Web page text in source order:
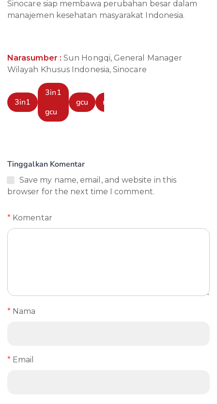
Sinocare siap membawa perubahan besar dalam
manajemen kesehatan masyarakat Indonesia.
Narasumber : Sun Hongqi, General Manager
Wilayah Khusus Indonesia, Sinocare
3in1
3in1
gcu
gcu m101
Tinggalkan Komentar
Save my name, email, and website in this
browser for the next time I comment.
* Komentar
* Nama
* Email